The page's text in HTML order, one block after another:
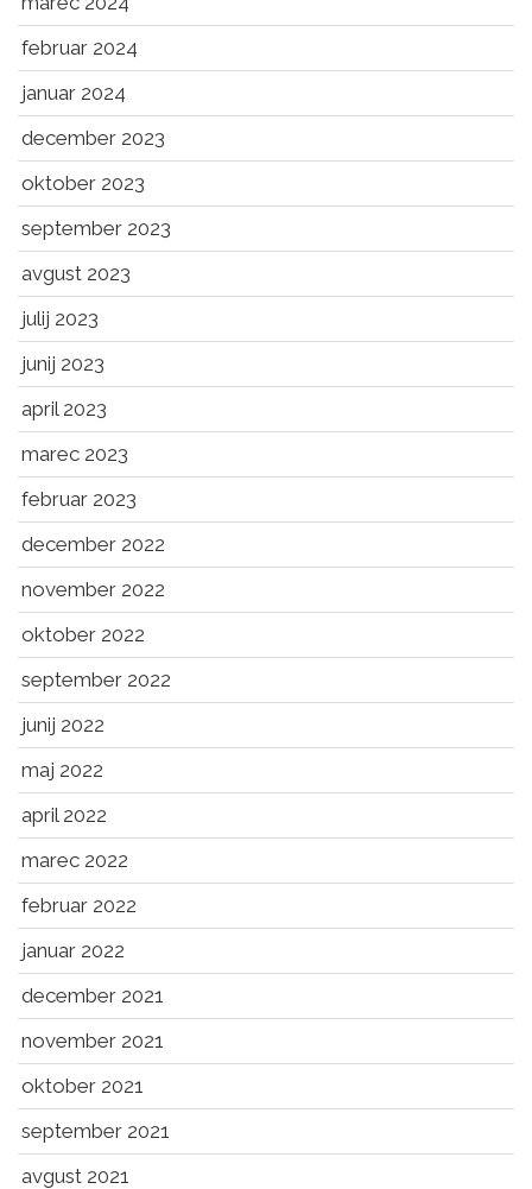
februar 2024
januar 2024
december 2023
oktober 2023
september 2023
avgust 2023
julij 2023
junij 2023
april 2023
marec 2023
februar 2023
december 2022
november 2022
oktober 2022
september 2022
junij 2022
maj 2022
april 2022
marec 2022
februar 2022
januar 2022
december 2021
november 2021
oktober 2021
september 2021
avgust 2021